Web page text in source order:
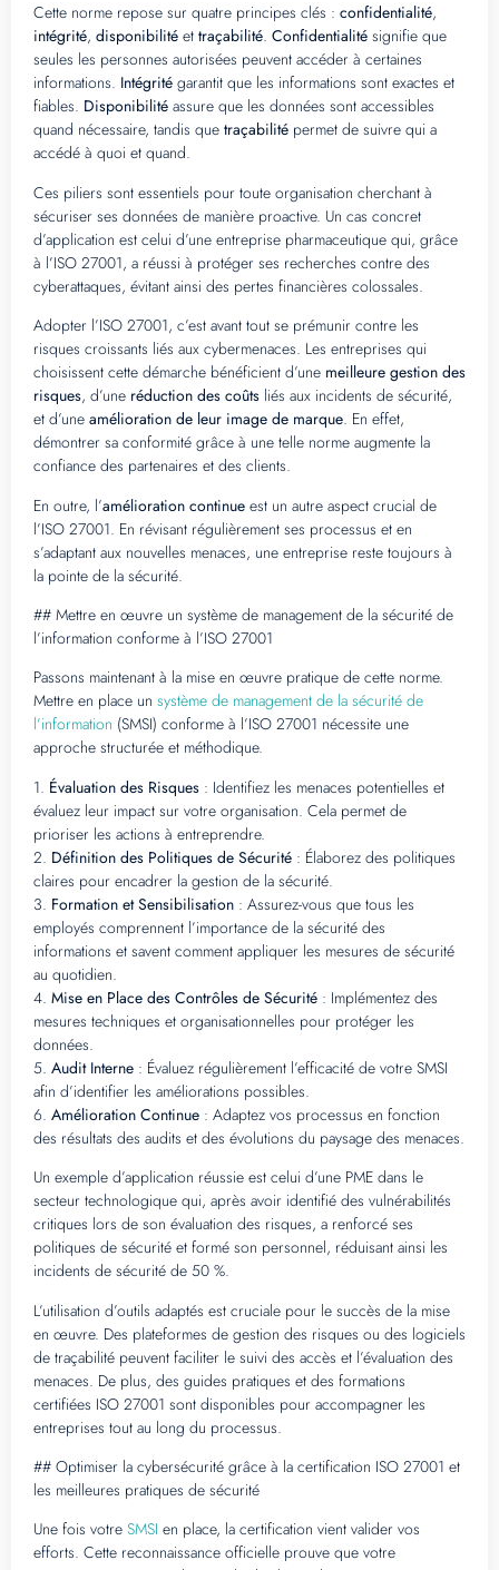
Cette norme repose sur quatre principes clés : confidentialité,
intégrité, disponibilité et traçabilité. Confidentialité signifie que
seules les personnes autorisées peuvent accéder à certaines
informations. Intégrité garantit que les informations sont exactes et
fiables. Disponibilité assure que les données sont accessibles
quand nécessaire, tandis que traçabilité permet de suivre qui a
accédé à quoi et quand.
Ces piliers sont essentiels pour toute organisation cherchant à
sécuriser ses données de manière proactive. Un cas concret
d’application est celui d’une entreprise pharmaceutique qui, grâce
à l’ISO 27001, a réussi à protéger ses recherches contre des
cyberattaques, évitant ainsi des pertes financières colossales.
Adopter l’ISO 27001, c’est avant tout se prémunir contre les
risques croissants liés aux cybermenaces. Les entreprises qui
choisissent cette démarche bénéficient d’une meilleure gestion des
risques, d’une réduction des coûts liés aux incidents de sécurité,
et d’une amélioration de leur image de marque. En effet,
démontrer sa conformité grâce à une telle norme augmente la
confiance des partenaires et des clients.
En outre, l’amélioration continue est un autre aspect crucial de
l’ISO 27001. En révisant régulièrement ses processus et en
s’adaptant aux nouvelles menaces, une entreprise reste toujours à
la pointe de la sécurité.
## Mettre en œuvre un système de management de la sécurité de
l’information conforme à l’ISO 27001
Passons maintenant à la mise en œuvre pratique de cette norme.
Mettre en place un système de management de la sécurité de
l’information (SMSI) conforme à l’ISO 27001 nécessite une
approche structurée et méthodique.
1. Évaluation des Risques : Identifiez les menaces potentielles et
évaluez leur impact sur votre organisation. Cela permet de
prioriser les actions à entreprendre.
2. Définition des Politiques de Sécurité : Élaborez des politiques
claires pour encadrer la gestion de la sécurité.
3. Formation et Sensibilisation : Assurez-vous que tous les
employés comprennent l’importance de la sécurité des
informations et savent comment appliquer les mesures de sécurité
au quotidien.
4. Mise en Place des Contrôles de Sécurité : Implémentez des
mesures techniques et organisationnelles pour protéger les
données.
5. Audit Interne : Évaluez régulièrement l’efficacité de votre SMSI
afin d’identifier les améliorations possibles.
6. Amélioration Continue : Adaptez vos processus en fonction
des résultats des audits et des évolutions du paysage des menaces.
Un exemple d’application réussie est celui d’une PME dans le
secteur technologique qui, après avoir identifié des vulnérabilités
critiques lors de son évaluation des risques, a renforcé ses
politiques de sécurité et formé son personnel, réduisant ainsi les
incidents de sécurité de 50 %.
L’utilisation d’outils adaptés est cruciale pour le succès de la mise
en œuvre. Des plateformes de gestion des risques ou des logiciels
de traçabilité peuvent faciliter le suivi des accès et l’évaluation des
menaces. De plus, des guides pratiques et des formations
certifiées ISO 27001 sont disponibles pour accompagner les
entreprises tout au long du processus.
## Optimiser la cybersécurité grâce à la certification ISO 27001 et
les meilleures pratiques de sécurité
Une fois votre SMSI en place, la certification vient valider vos
efforts. Cette reconnaissance officielle prouve que votre